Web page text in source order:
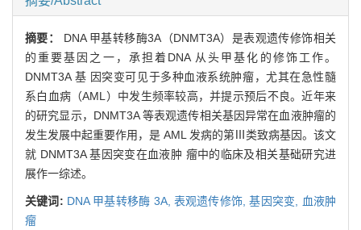
摘要： DNA 甲基转移酶3A（DNMT3A）是表观遗传修饰相关
的重要基因之一，承担着DNA 从头甲基化的修饰工作。
DNMT3A 基 因突变可见于多种血液系统肿瘤，尤其在急性髓
系白血病（AML）中发生频率较高，并提示预后不良。近年来
的研究显示，DNMT3A 等表观遗传相关基因异常在血液肿瘤的
发生发展中起重要作用，是 AML 发病的第Ⅲ类致病基因。该文
就 DNMT3A 基因突变在血液肿 瘤中的临床及相关基础研究进
展作一综述。
关键词: DNA 甲基转移酶 3A, 表观遗传修饰,基因突变,
血液肿
瘤